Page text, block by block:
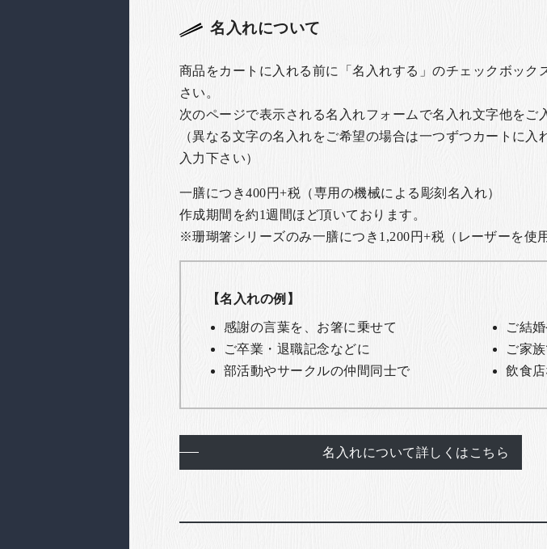
名入れについて
商品をカートに入れる前に「名入れする」のチェックボッ
さい。
次のページで表示される名入れフォームで名入れ文字他をご
（異なる文字の名入れをご希望の場合は一つずつカートに
入力下さい）
一膳につき400円+税（専用の機械による彫刻名入れ）
作成期間を約1週間ほど頂いております。
※珊瑚箸シリーズのみ一膳につき1,200円+税 （レーザーを使
【名入れの例】
感謝の言葉を、お箸に乗せて
ご結
ご卒業・退職記念などに
ご家
部活動やサークルの仲間同士で
飲食
名入れについて詳しくはこちら